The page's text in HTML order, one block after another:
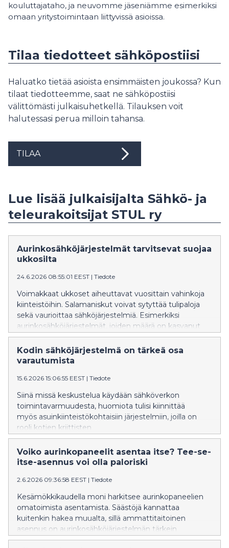
kouluttajataho, ja neuvomme jäseniämme esimerkiksi
omaan yritystoimintaan liittyvissä asioissa.
Tilaa tiedotteet sähköpostiisi
Haluatko tietää asioista ensimmäisten joukossa? Kun
tilaat tiedotteemme, saat ne sähköpostiisi
välittömästi julkaisuhetkellä. Tilauksen voit
halutessasi perua milloin tahansa.
TILAA
Lue lisää julkaisijalta Sähkö- ja
teleurakoitsijat STUL ry
Aurinkosähköjärjestelmät tarvitsevat suojaa
ukkosilta
24.6.2026 08:55:01 EEST | Tiedote
Voimakkaat ukkoset aiheuttavat vuosittain vahinkoja
kiinteistöihin. Salamaniskut voivat sytyttää tulipaloja
sekä vaurioittaa sähköjärjestelmiä. Esimerkiksi
aurinkosähköjärjestelmät, joiden määrä on kasvanut
nopeasti viime vuosina, ovat alttiita ylijännitteille.
Vauriot voivat aiheuttaa tuotantokatkoksia ja johtaa
kalliisiin korjauksiin.
Kodin sähköjärjestelmä on tärkeä osa
varautumista
15.6.2026 15:06:55 EEST | Tiedote
Siinä missä keskustelua käydään sähköverkon
toimintavarmuudesta, huomiota tulisi kiinnittää
myös asuinkiinteistökohtaisiin järjestelmiin, joilla on
rooli kotien kriittisten
toimintojen turvaamisessa häiriötilanteissa.
Voiko aurinkopaneelit asentaa itse? Tee-se-
itse-asennus voi olla paloriski
2.6.2026 09:36:58 EEST | Tiedote
Kesämökkikaudella moni harkitsee aurinkopaneelien
omatoimista asentamista. Säästöjä kannattaa
kuitenkin hakea muualta, sillä ammattitaitoinen
asennus on aurinkosähköjärjestelmän tärkein
turvatekijä.